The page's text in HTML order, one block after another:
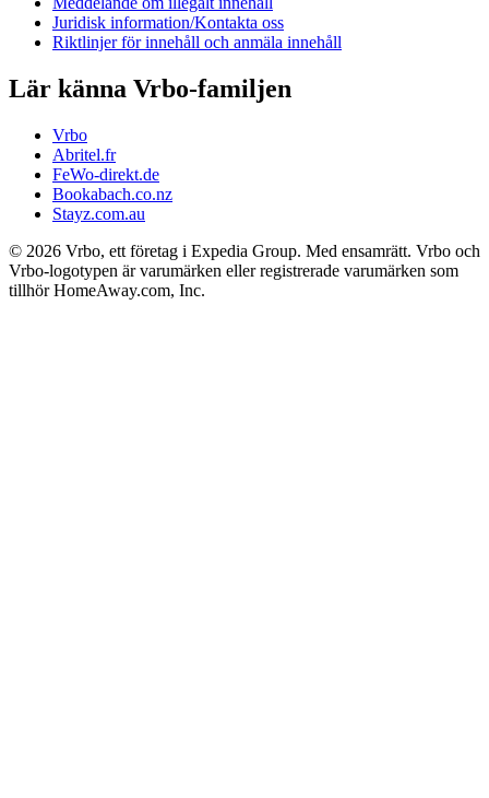
Juridisk information/Kontakta oss
Riktlinjer för innehåll och anmäla innehåll
Lär känna Vrbo-familjen
Vrbo
Abritel.fr
FeWo-direkt.de
Bookabach.co.nz
Stayz.com.au
© 2026 Vrbo, ett företag i Expedia Group. Med ensamrätt. Vrbo och
Vrbo-logotypen är varumärken eller registrerade varumärken som
tillhör HomeAway.com, Inc.